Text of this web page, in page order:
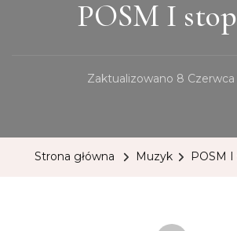
POSM I
Zaktualizowano 8
Strona główna Muzyk POSM